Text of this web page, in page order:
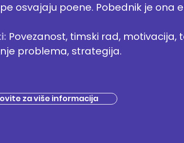
osvajaju poene. Pobednik je ona
Povezanost, timski rad,
problema, strategija.
za više informacija